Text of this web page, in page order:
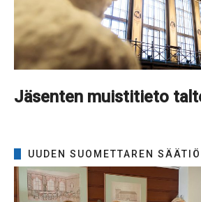
Jäsenten muistitieto
UUDEN SUOMETTAREN SÄÄTIÖ